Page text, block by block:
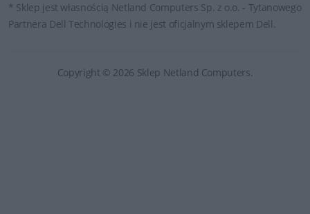
* Sklep jest własnością Netland Computers Sp. z o.o. - Tytanowego
Partnera Dell Technologies i nie jest oficjalnym sklepem Dell.
Copyright © 2026 Sklep Netland Computers.